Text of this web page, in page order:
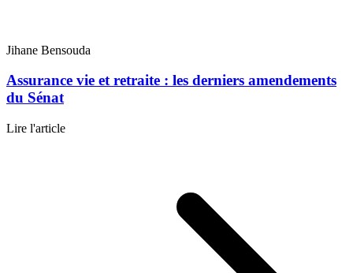
Jihane Bensouda
Assurance vie et retraite : les derniers amendements
du Sénat
Lire l'article